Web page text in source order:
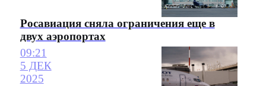
Росавиация сняла ограничения еще в
двух аэропортах
09:21
5 ДЕК
2025